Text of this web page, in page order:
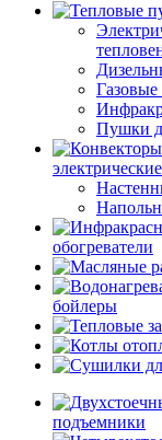
Пушки
электрические
обогреватели
бойлеры
подъемники